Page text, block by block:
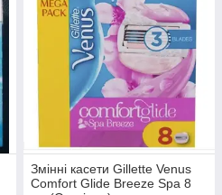
Змінні касети Gillette Venus
Comfort Glide Breeze Spa 8